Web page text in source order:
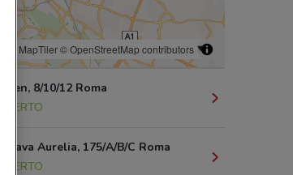
© MapTiler© OpenStreetMap contributors
8/10/12 Roma
APERTO
Cava Aurelia, 175/A/B/C Roma
APERTO